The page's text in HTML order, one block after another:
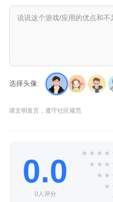
选择头像:
请文明发言，遵守社区规范
0.0
0人评分
★ ★ ★ ★
★ ★ ★
★ ★
★